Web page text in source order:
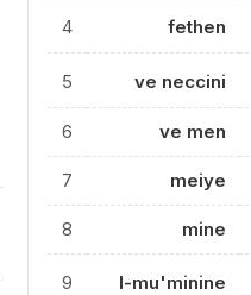
4 fethen
5 ve neccini
6 ve men
7 meiye
8 mine
9 l-mu'minine